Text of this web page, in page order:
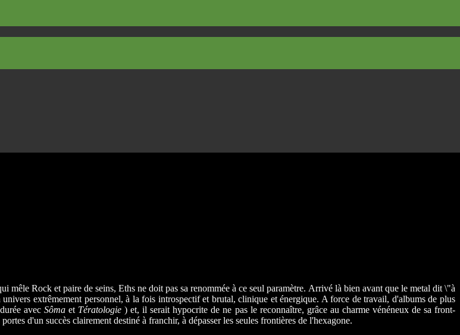
mêle Rock et paire de seins, Eths ne doit pas sa renommée à ce seul paramètre. Arrivé là bien avant que le metal dit \"à
extrêmement personnel, à la fois introspectif et brutal, clinique et énergique. A force de travail, d'albums de plus
avec Sôma et Tératologie ) et, il serait hypocrite de ne pas le reconnaître, grâce au charme vénéneux de sa front-
d'un succès clairement destiné à franchir, à dépasser les seules frontières de l'hexagone.